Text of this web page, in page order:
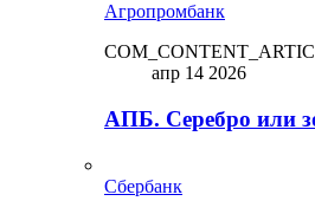
Агропромбанк
апр 14 2026
АПБ. Серебро или
Сбербанк